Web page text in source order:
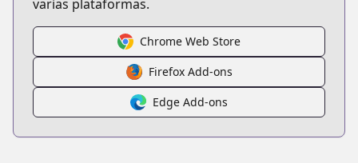
varias plataformas.
Chrome Web Store
Firefox Add-ons
Edge Add-ons